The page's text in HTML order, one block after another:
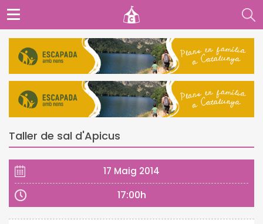
Taller de sal d'Apicus
17 Maig 2014
17:00h